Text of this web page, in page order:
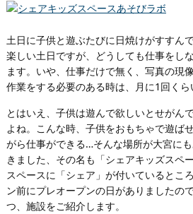
土日に子供と遊ぶたびに日焼けがすすん
楽しい土日ですが、どうしても仕事をし
ます。いや、仕事だけで無く、写真の現
作業をする必要のある時は、月に1回くら
とはいえ、子供は遊んで欲しいとせがん
よね。こんな時、子供をおもちゃで遊ば
がら仕事ができる…そんな場所が大宮に
きました、その名も「シェアキッズスペ
スペースに「シェア」が付いているとこ
ン前にプレオープンの日がありましたの
つ、施設をご紹介します。